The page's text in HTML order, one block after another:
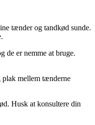
tænder og tandkød sunde.
de er nemme at bruge.
plak mellem tænderne
Husk at konsultere din